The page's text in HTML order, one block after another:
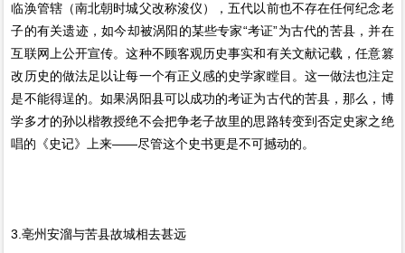
临涣管辖（南北朝时城父改称浚仪），五代以前也不存在任何纪念老
子的有关遗迹，如今却被涡阳的某些专家“考证”为古代的苦县，并在
互联网上公开宣传。这种不顾客观历史事实和有关文献记载，任意篡
改历史的做法足以让每一个有正义感的史学家瞠目。这一做法也注定
是不能得逞的。如果涡阳县可以成功的考证为古代的苦县，那么，博
学多才的孙以楷教授绝不会把争老子故里的思路转变到否定史家之绝
唱的《史记》上来——尽管这个史书更是不可撼动的。
3.亳州安溜与苦县故城相去甚远